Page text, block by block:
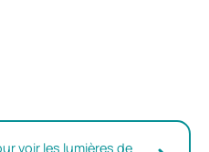
voir les lumières de